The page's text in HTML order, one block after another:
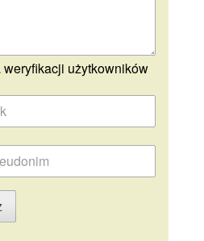
weryfikacji użytkowników